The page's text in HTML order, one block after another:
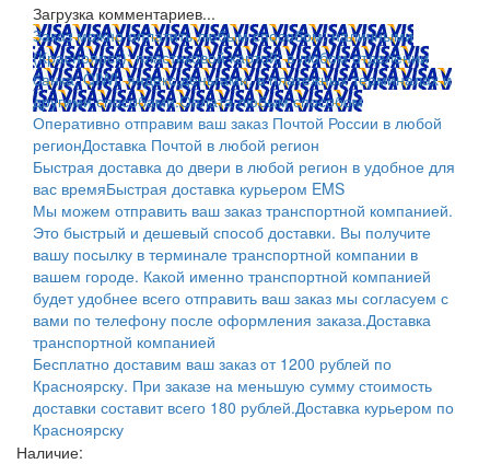
Загрузка комментариев...
Заказ можно оплатить любым способом: наличными
(Красноярск); пластиковой картой; в любом отделении
банка; QIWI, яндекс.деньгами; в платежных терминалах и
другими способами.Оплата любым способом
Оперативно отправим ваш заказ Почтой России в любой
регионДоставка Почтой в любой регион
Быстрая доставка до двери в любой регион в удобное для
вас времяБыстрая доставка курьером EMS
Мы можем отправить ваш заказ транспортной компанией.
Это быстрый и дешевый способ доставки. Вы получите
вашу посылку в терминале транспортной компании в
вашем городе. Какой именно транспортной компанией
будет удобнее всего отправить ваш заказ мы согласуем с
вами по телефону после оформления заказа.Доставка
транспортной компанией
Бесплатно доставим ваш заказ от 1200 рублей по
Красноярску. При заказе на меньшую сумму стоимость
доставки составит всего 180 рублей.Доставка курьером по
Красноярску
Наличие: